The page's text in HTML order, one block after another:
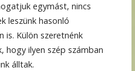
egymást, nincs
leszünk hasonló
is. Külön szeretnénk
hogy ilyen szép számban
álltak.